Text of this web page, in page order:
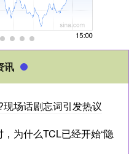
讯
场话剧忘词引发热议
为什么TCL已经开始“隐